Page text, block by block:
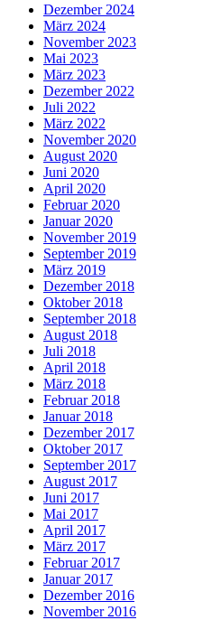
Dezember 2024
März 2024
November 2023
Mai 2023
März 2023
Dezember 2022
Juli 2022
März 2022
November 2020
August 2020
Juni 2020
April 2020
Februar 2020
Januar 2020
November 2019
September 2019
März 2019
Dezember 2018
Oktober 2018
September 2018
August 2018
Juli 2018
April 2018
März 2018
Februar 2018
Januar 2018
Dezember 2017
Oktober 2017
September 2017
August 2017
Juni 2017
Mai 2017
April 2017
März 2017
Februar 2017
Januar 2017
Dezember 2016
November 2016